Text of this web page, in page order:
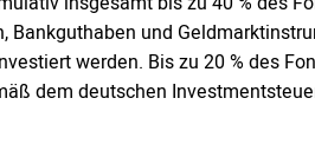
Bankguthaben und
werden. Bis zu 20 % des
dem deutschen